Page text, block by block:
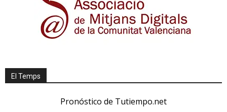
El Temps
Pronóstico de Tutiempo.net